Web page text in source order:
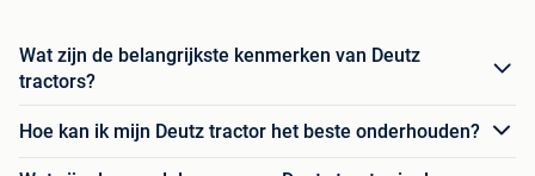
Wat zijn de belangrijkste kenmerken van Deutz
tractors?
Hoe kan ik mijn Deutz tractor het beste onderhouden?